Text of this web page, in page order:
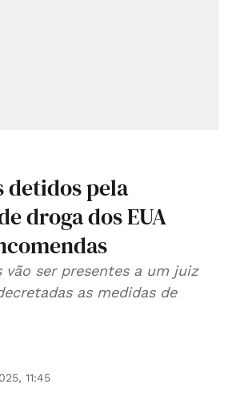
detidos pela
droga dos EUA
vão ser presentes a um juiz
as medidas de
11:45